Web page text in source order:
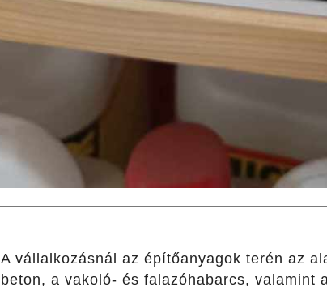
A vállalkozásnál az építőanyagok terén az
beton, a vakoló- és falazóhabarcs, valamint